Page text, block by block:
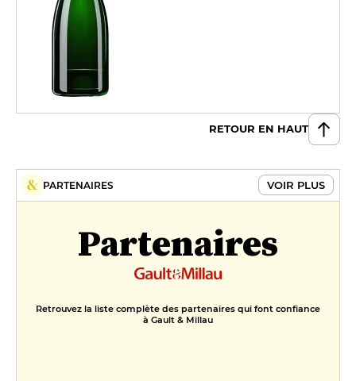
RETOUR EN HAUT
PARTENAIRES VOIR PLUS
Partenaires
Retrouvez la liste complète des partenaires qui font confiance
à Gault & Millau